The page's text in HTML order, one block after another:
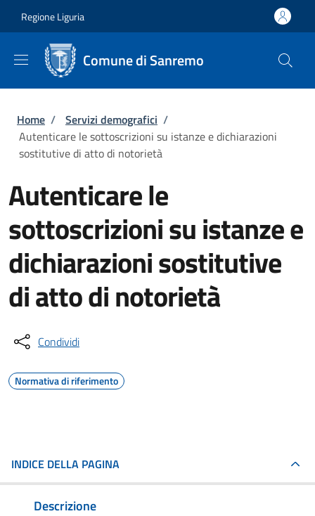
Regione Liguria
Comune di Sanremo
Briciole di pane
Home / Servizi demografici /
Autenticare le sottoscrizioni su istanze e dichiarazioni
sostitutive di atto di notorietà
Autenticare le
sottoscrizioni su istanze e
dichiarazioni sostitutive
di atto di notorietà
Condividi
Normativa di riferimento
INDICE DELLA PAGINA
Descrizione